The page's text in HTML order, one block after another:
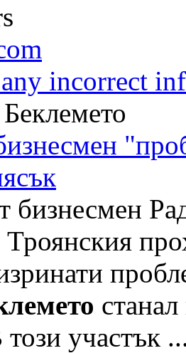
incorrect
бизнесмен
Троянския
участък